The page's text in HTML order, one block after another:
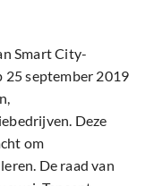
Smart City-
25 september 2019
Deze
om
De raad van